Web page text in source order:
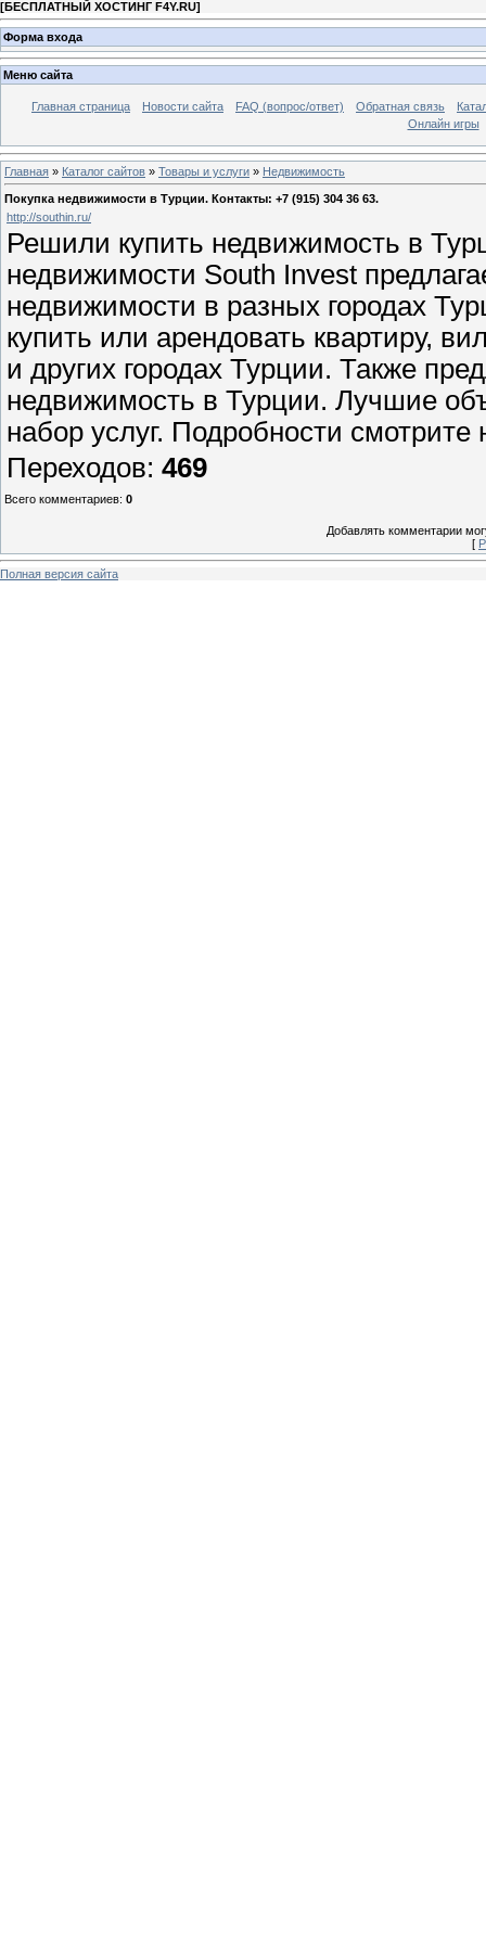
[БЕСПЛАТНЫЙ ХОСТИНГ F4Y.RU]
Форма входа
Меню сайта
Главная страница Новости сайта FAQ (вопрос/ответ) Обратная связь
Онлайн игры
Главная » Каталог сайтов » Товары и услуги » Недвижимость
Покупка недвижимости в Турции. Контакты: +7 (915) 304 36 63.
http://southin.ru/
Решили купить недвижимость в
недвижимости South Invest
недвижимости в разных городах
купить или арендовать квартиру,
и других городах Турции. Также
недвижимость в Турции. Лучшие
набор услуг. Подробности смотрите
Переходов: 469
Всего комментариев: 0
Добавлять комментарии
[
Полная версия сайта